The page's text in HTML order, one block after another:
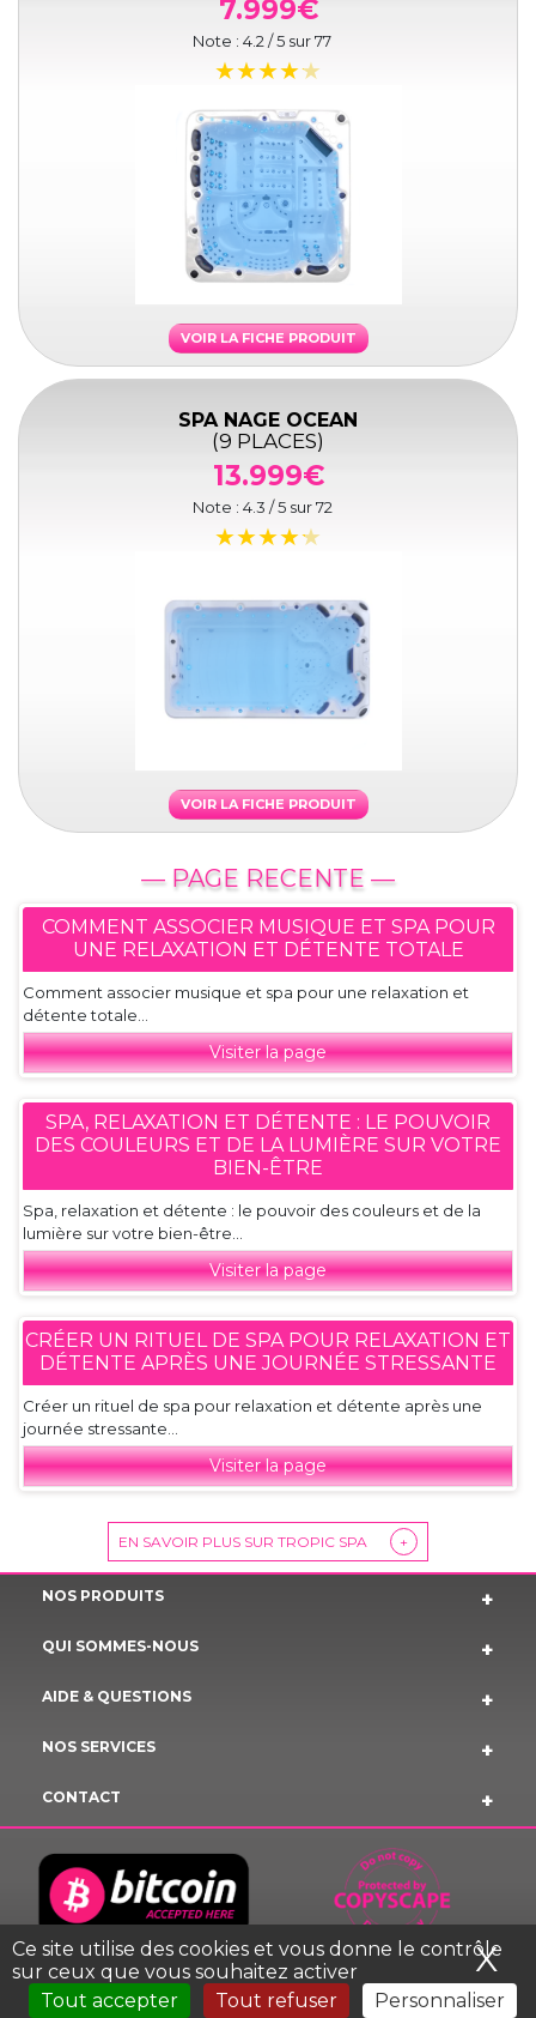
Ce site utilise des cookies et vous donne le contrôle
sur ceux que vous souhaitez activer
Tout accepter
Tout refuser Personnaliser
X
7.999€
Note : 4.2 / 5 sur77
VOIR LA FICHE PRODUIT
SPA NAGE OCEAN
(9 PLACES)
13.999€
Note : 4.3 / 5 sur72
VOIR LA FICHE PRODUIT
— PAGE RECENTE —
COMMENT ASSOCIER MUSIQUE ET SPA POUR
UNE RELAXATION ET DÉTENTE TOTALE
Comment associer musique et spa pour une relaxation et
détente totale...
Visiter la page
SPA, RELAXATION ET DÉTENTE : LE POUVOIR
DES COULEURS ET DE LA LUMIÈRE SUR VOTRE
BIEN-ÊTRE
Spa, relaxation et détente : le pouvoir des couleurs et de la
lumière sur votre bien-être...
Visiter la page
CRÉER UN RITUEL DE SPA POUR RELAXATION ET
DÉTENTE APRÈS UNE JOURNÉE STRESSANTE
Créer un rituel de spa pour relaxation et détente après une
journée stressante...
Visiter la page
EN SAVOIR PLUS SUR TROPIC SPA +
NOS PRODUITS
QUI SOMMES-NOUS
AIDE & QUESTIONS
NOS SERVICES
CONTACT